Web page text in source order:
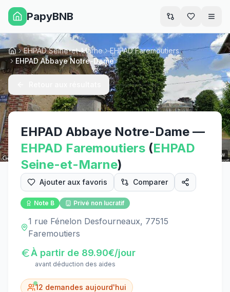
PapyBNB
Street View
AccueilEHPAD Seine-et-Marne
EHPAD Faremoutiers
EHPAD Abbaye Notre-Dame
EHPAD Abbaye Notre-Dame —
EHPAD Faremoutiers (EHPAD
Seine-et-Marne)
Ajouter aux favoris Comparer
Note B Privé non lucratif
1 rue Fénelon Desfourneaux, 77515
Faremoutiers
À partir de 89.90€/jour
avant déduction des aides
12 demandes aujourd'hui